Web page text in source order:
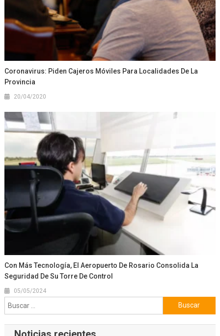
Coronavirus: Piden Cajeros Móviles Para Localidades De La
Provincia
20/04/2020
Con Más Tecnología, El Aeropuerto De Rosario Consolida La
Seguridad De Su Torre De Control
05/05/2024
Buscar: